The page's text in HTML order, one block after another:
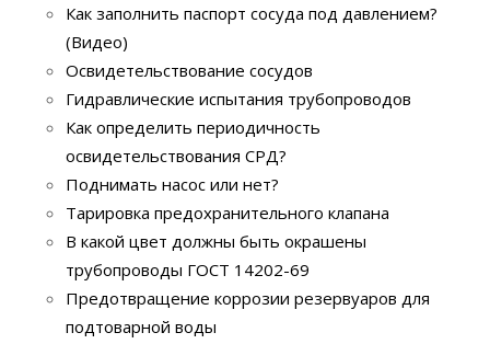
Как заполнить паспорт сосуда под давлением?
(Видео)
Освидетельствование сосудов
Гидравлические испытания трубопроводов
Как определить периодичность
освидетельствования СРД?
Поднимать насос или нет?
Тарировка предохранительного клапана
В какой цвет должны быть окрашены
трубопроводы ГОСТ 14202-69
Предотвращение коррозии резервуаров для
подтоварной воды